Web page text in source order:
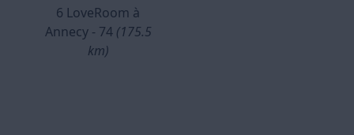
6 LoveRoom à
Annecy - 74 (175.5
km)